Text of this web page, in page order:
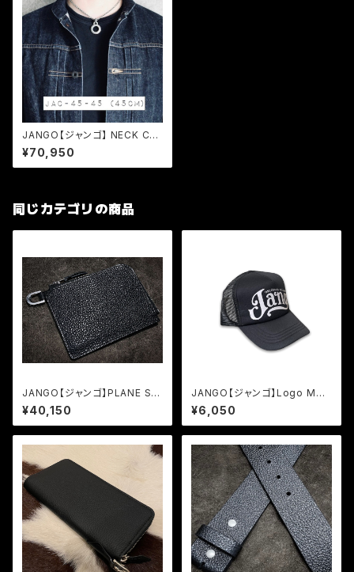
JANGO【ジャンゴ】 NECK CH
¥70,950
同じカテゴリの商品
JANGO【ジャンゴ】PLANE SH
ORT ZIP WALLET JM-W-0
3
¥40,150
JANGO【ジャンゴ】Logo Mes
h Cap
¥6,050